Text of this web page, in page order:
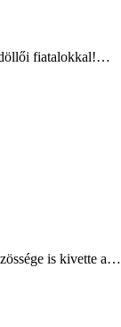
fiatalokkal!…
is kivette a…